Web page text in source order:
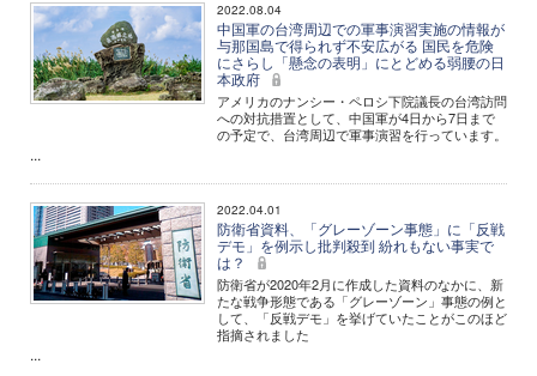
2022.08.04
中国軍の台湾周辺での軍事演習実施の情報が
与那国島で得られず不安広がる 国民を危険
にさらし「懸念の表明」にとどめる弱腰の日
本政府
アメリカのナンシー・ペロシ下院議長の台湾訪問
への対抗措置として、中国軍が4日から7日まで
の予定で、台湾周辺で軍事演習を行っています。
...
2022.04.01
防衛省資料、「グレーゾーン事態」に「反戦
デモ」を例示し批判殺到 紛れもない事実で
は？
防衛省が2020年2月に作成した資料のなかに、新
たな戦争形態である「グレーゾーン」事態の例と
して、「反戦デモ」を挙げていたことがこのほど
指摘されました
...